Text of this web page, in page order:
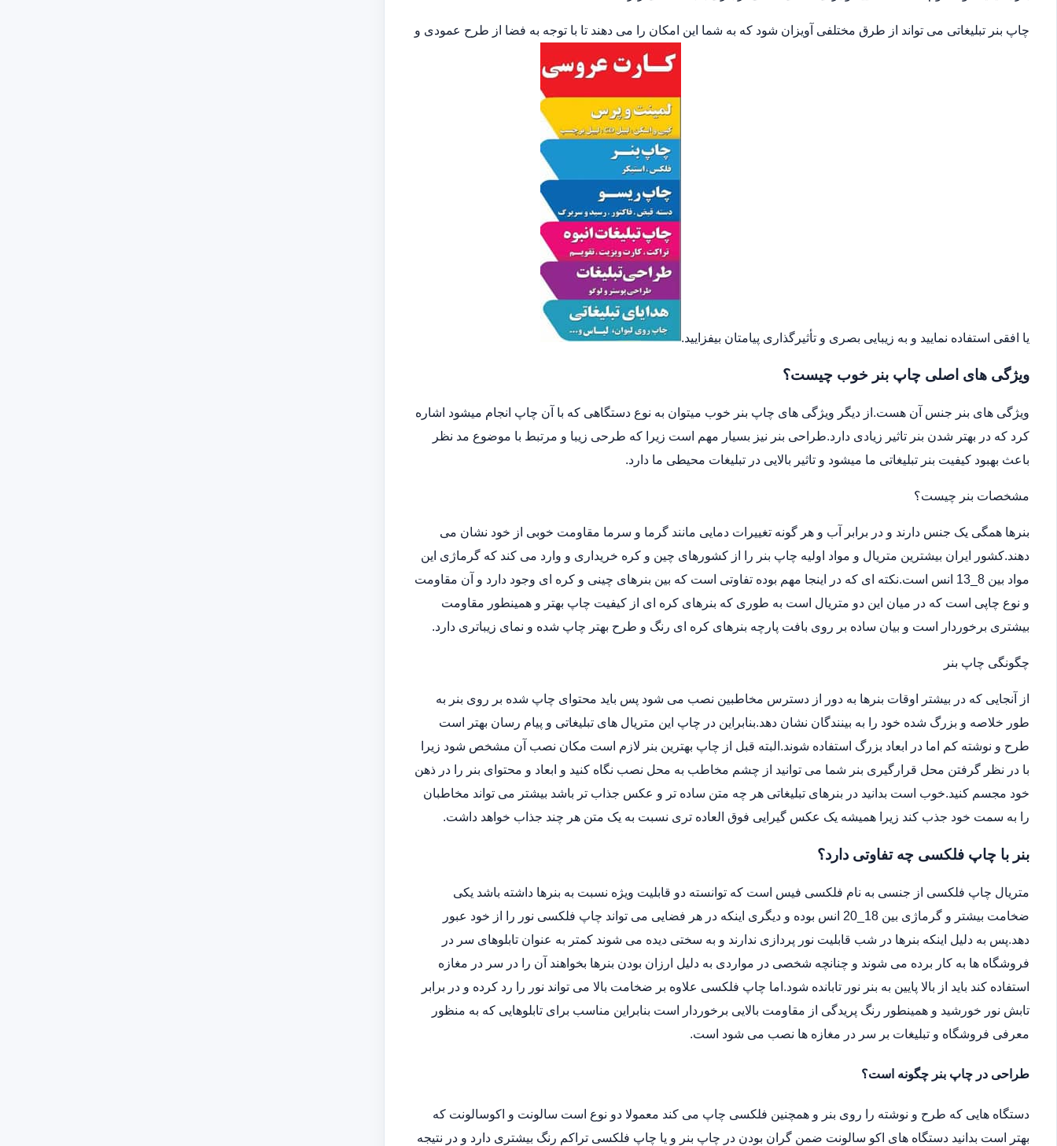
چاپ بنر تبلیغاتی می تواند از طرق مختلفی آویزان شود که به شما این امکان را می دهند تا با توجه به فضا از طرح عمودی و
یا افقی استفاده نمایید و به زیبایی بصری و تأثیرگذاری پیامتان بیفزایید.
ویژگی های اصلی چاپ بنر خوب چیست؟
ویژگی های بنر جنس آن هست.از دیگر ویژگی های چاپ بنر خوب میتوان به نوع دستگاهی که با آن چاپ انجام میشود اشاره
کرد که در بهتر شدن بنر تاثیر زیادی دارد.طراحی بنر نیز بسیار مهم است زیرا که طرحی زیبا و مرتبط با موضوع مد نظر
باعث بهبود کیفیت بنر تبلیغاتی ما میشود و تاثیر بالایی در تبلیغات محیطی ما دارد.
مشخصات بنر چیست؟
بنرها همگی یک جنس دارند و در برابر آب و هر گونه تغییرات دمایی مانند گرما و سرما مقاومت خوبی از خود نشان می
دهند.کشور ایران بیشترین متریال و مواد اولیه چاپ بنر را از کشورهای چین و کره خریداری و وارد می کند که گرماژی این
مواد بین 8_13 انس است.نکته ای که در اینجا مهم بوده تفاوتی است که بین بنرهای چینی و کره ای وجود دارد و آن مقاومت
و نوع چاپی است که در میان این دو متریال است به طوری که بنرهای کره ای از کیفیت چاپ بهتر و همینطور مقاومت
بیشتری برخوردار است و بیان ساده بر روی بافت پارچه بنرهای کره ای رنگ و طرح بهتر چاپ شده و نمای زیباتری دارد.
چگونگی چاپ بنر
از آنجایی که در بیشتر اوقات بنرها به دور از دسترس مخاطبین نصب می شود پس باید محتوای چاپ شده بر روی بنر به
طور خلاصه و بزرگ شده خود را به بینندگان نشان دهد.بنابراین در چاپ این متریال های تبلیغاتی و پیام رسان بهتر است
طرح و نوشته کم اما در ابعاد بزرگ استفاده شوند.البته قبل از چاپ بهترین بنر لازم است مکان نصب آن مشخص شود زیرا
با در نظر گرفتن محل قرارگیری بنر شما می توانید از چشم مخاطب به محل نصب نگاه کنید و ابعاد و محتوای بنر را در ذهن
خود مجسم کنید.خوب است بدانید در بنرهای تبلیغاتی هر چه متن ساده تر و عکس جذاب تر باشد بیشتر می تواند مخاطبان
را به سمت خود جذب کند زیرا همیشه یک عکس گیرایی فوق العاده تری نسبت به یک متن هر چند جذاب خواهد داشت.
بنر با چاپ فلکسی چه تفاوتی دارد؟
متریال چاپ فلکسی از جنسی به نام فلکسی فیس است که توانسته دو قابلیت ویژه نسبت به بنرها داشته باشد یکی
ضخامت بیشتر و گرماژی بین 18_20 انس بوده و دیگری اینکه در هر فضایی می تواند چاپ فلکسی نور را از خود عبور
دهد.پس به دلیل اینکه بنرها در شب قابلیت نور پردازی ندارند و به سختی دیده می شوند کمتر به عنوان تابلوهای سر در
فروشگاه ها به کار برده می شوند و چنانچه شخصی در مواردی به دلیل ارزان بودن بنرها بخواهند آن را در سر در مغازه
استفاده کند باید از بالا پایین به بنر نور تابانده شود.اما چاپ فلکسی علاوه بر ضخامت بالا می تواند نور را رد کرده و در برابر
تابش نور خورشید و همینطور رنگ پریدگی از مقاومت بالایی برخوردار است بنابراین مناسب برای تابلوهایی که به منظور
معرفی فروشگاه و تبلیغات بر سر در مغازه ها نصب می شود است.
طراحی در چاپ بنر چگونه است؟
دستگاه هایی که طرح و نوشته را روی بنر و همچنین فلکسی چاپ می کند معمولا دو نوع است سالونت و اکوسالونت که
بهتر است بدانید دستگاه های اکو سالونت ضمن گران بودن در چاپ بنر و یا چاپ فلکسی تراکم رنگ بیشتری دارد و در نتیجه